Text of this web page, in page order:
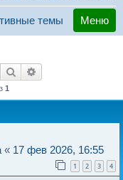
темы Меню
Поиск
1
« 17 фев 2026, 16:55
1 2 3 4